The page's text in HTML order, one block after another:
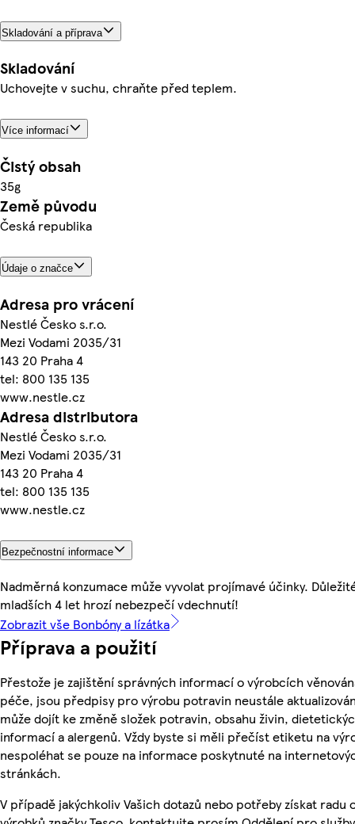
Skladování a příprava
Skladování
Uchovejte v suchu, chraňte před teplem.
Více informací
Čistý obsah
35g
Země původu
Česká republika
Údaje o značce
Adresa pro vrácení
Nestlé Česko s.r.o.
Mezi Vodami 2035/31
143 20 Praha 4
tel: 800 135 135
www.nestle.cz
Adresa distributora
Nestlé Česko s.r.o.
Mezi Vodami 2035/31
143 20 Praha 4
tel: 800 135 135
www.nestle.cz
Bezpečnostní informace
Nadměrná konzumace může vyvolat projímavé účinky.
mladších 4 let hrozí nebezpečí vdechnutí!
Zobrazit vše Bonbóny a lízátka
Příprava a použití
Přestože je zajištění správných informací o výrobcích
péče, jsou předpisy pro výrobu potravin neustále
může dojít ke změně složek potravin, obsahu živin,
informací a alergenů. Vždy byste si měli přečíst etiketu na
nespoléhat se pouze na informace poskytnuté na
stránkách.
V případě jakýchkoliv Vašich dotazů nebo potřeby získat radu